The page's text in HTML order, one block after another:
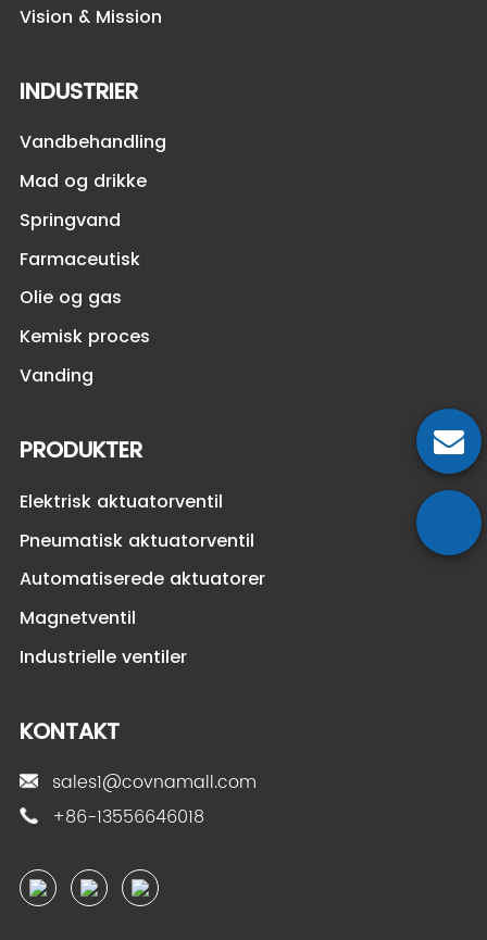
Vision & Mission
INDUSTRIER
Vandbehandling
Mad og drikke
Springvand
Farmaceutisk
Olie og gas
Kemisk proces
Vanding
PRODUKTER
Elektrisk aktuatorventil
Pneumatisk aktuatorventil
Automatiserede aktuatorer
Magnetventil
Industrielle ventiler
KONTAKT
sales1@covnamall.com
+86-13556646018